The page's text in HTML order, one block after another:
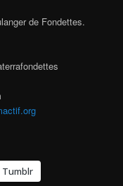
de Fondettes.
Tumblr